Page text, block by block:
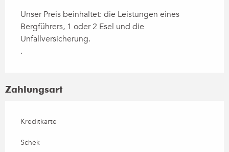
Unser Preis beinhaltet: die Leistungen eines
Bergführers, 1 oder 2 Esel und die
Unfallversicherung.
.
Zahlungsart
Kreditkarte
Schek